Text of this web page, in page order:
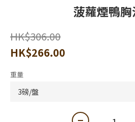
🔥🔥快啲登記成為ChumRest 老
菠蘿煙鴨
HK$306.00
HK$266.00
重量